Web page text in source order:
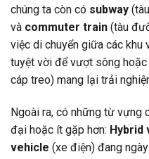
chúng ta còn có subway
và commuter train (tàu
việc di chuyển giữa các khu
tuyệt vời để vượt sông hoặc
cáp treo) mang lại trải
Ngoài ra, có những từ vựng
đại hoặc ít gặp hơn: Hybrid
vehicle (xe điện) đang